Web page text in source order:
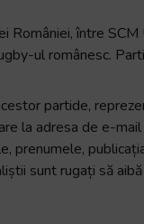
României, între
ul românesc.
partide,
la adresa de e-
prenumele,
sunt rugați să